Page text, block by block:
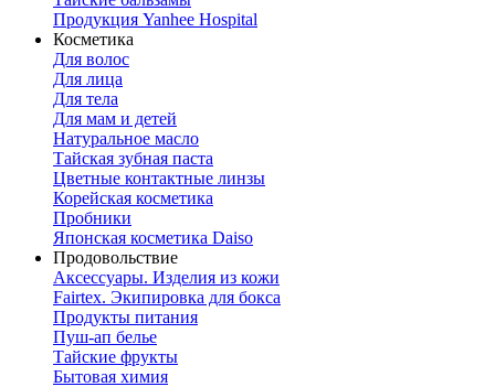
Продукция Yanhee Hospital
Косметика
Для волос
Для лица
Для тела
Для мам и детей
Натуральное масло
Тайская зубная паста
Цветные контактные линзы
Корейская косметика
Пробники
Японская косметика Daiso
Продовольствие
Аксессуары. Изделия из кожи
Fairtex. Экипировка для бокса
Продукты питания
Пуш-ап белье
Тайские фрукты
Бытовая химия